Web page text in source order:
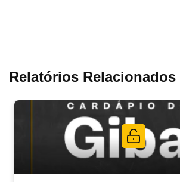
Relatórios Relacionados